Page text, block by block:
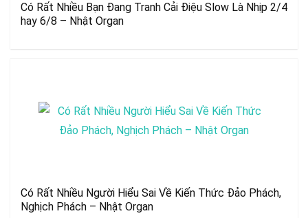
Có Rất Nhiều Bạn Đang Tranh Cải Điệu Slow Là Nhịp 2/4
hay 6/8 – Nhật Organ
Có Rất Nhiều Người Hiểu Sai Về Kiến Thức Đảo Phách,
Nghịch Phách – Nhật Organ